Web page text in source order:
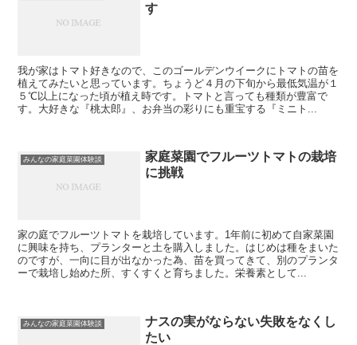
す
我が家はトマト好きなので、このゴールデンウイークにトマトの苗を
植えてみたいと思っています。ちょうど４月の下旬から最低気温が１
５℃以上になった頃が植え時です。トマトと言っても種類が豊富で
す。大好きな『桃太郎』、お弁当の彩りにも重宝する『ミニト...
みんなの家庭菜園体験談
家庭菜園でフルーツトマトの栽培
に挑戦
家の庭でフルーツトマトを栽培しています。1年前に初めて自家菜園
に興味を持ち、プランターと土を購入しました。はじめは種をまいた
のですが、一向に目が出なかった為、苗を買ってきて、別のプランタ
ーで栽培し始めた所、すくすくと育ちました。栄養素として...
みんなの家庭菜園体験談
ナスの実がならない失敗をなくし
たい